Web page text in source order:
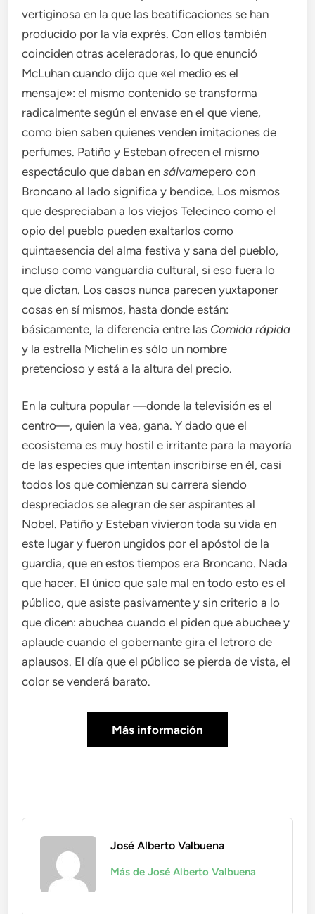
vertiginosa en la que las beatificaciones se han
producido por la vía exprés. Con ellos también
coinciden otras aceleradoras, lo que enunció
McLuhan cuando dijo que «el medio es el
mensaje»: el mismo contenido se transforma
radicalmente según el envase en el que viene,
como bien saben quienes venden imitaciones de
perfumes. Patiño y Esteban ofrecen el mismo
espectáculo que daban ensálvamepero con
Broncano al lado significa y bendice. Los mismos
que despreciaban a los viejos Telecinco como el
opio del pueblo pueden exaltarlos como
quintaesencia del alma festiva y sana del pueblo,
incluso como vanguardia cultural, si eso fuera lo
que dictan. Los casos nunca parecen yuxtaponer
cosas en sí mismos, hasta donde están:
básicamente, la diferencia entre las Comida rápida
y la estrella Michelin es sólo un nombre
pretencioso y está a la altura del precio.
En la cultura popular —donde la televisión es el
centro—, quien la vea, gana. Y dado que el
ecosistema es muy hostil e irritante para la mayoría
de las especies que intentan inscribirse en él, casi
todos los que comienzan su carrera siendo
despreciados se alegran de ser aspirantes al
Nobel. Patiño y Esteban vivieron toda su vida en
este lugar y fueron ungidos por el apóstol de la
guardia, que en estos tiempos era Broncano. Nada
que hacer. El único que sale mal en todo esto es el
público, que asiste pasivamente y sin criterio a lo
que dicen: abuchea cuando el piden que abuchee y
aplaude cuando el gobernante gira el letroro de
aplausos. El día que el público se pierda de vista, el
color se venderá barato.
Más información
José Alberto Valbuena
Más de José Alberto Valbuena